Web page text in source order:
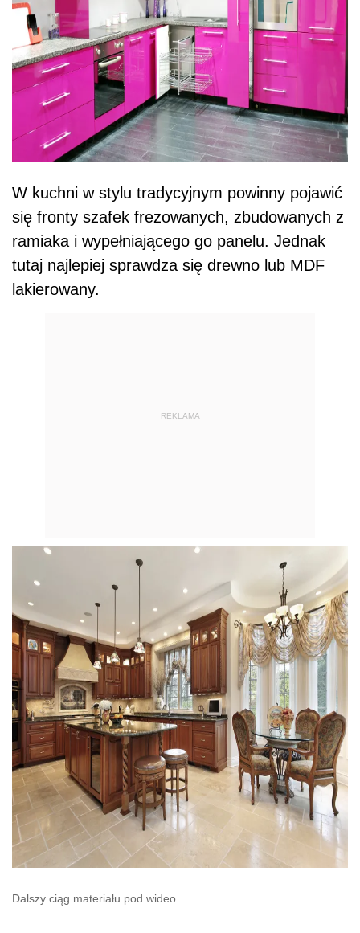
W kuchni w stylu tradycyjnym powinny pojawić
się fronty szafek frezowanych, zbudowanych z
ramiaka i wypełniającego go panelu. Jednak
tutaj najlepiej sprawdza się drewno lub MDF
lakierowany.
REKLAMA
Dalszy ciąg materiału pod wideo